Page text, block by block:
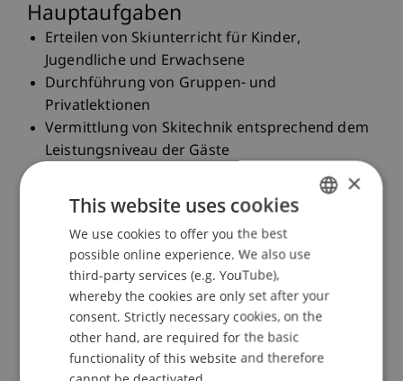
Hauptaufgaben
Erteilen von Skiunterricht für Kinder,
Jugendliche und Erwachsene
Durchführung von Gruppen- und
Privatlektionen
Vermittlung von Skitechnik entsprechend dem
Leistungsniveau der Gäste
motivierenden Unterrichts
sowie fortgeschrittenen Skifahrern
Mitwirkung an einem positiven Gästeerlebnis
und der Repräsentation der Schneesportschule
Zusammenarbeit innerhalb des Skischulteams
bei organisatorischen und betrieblichen
Aufgaben
ENGLISH
×
This website uses cookies
We use cookies to offer you the best
possible online experience. We also use
third-party services (e.g. YouTube),
whereby the cookies are only set after your
consent. Strictly necessary cookies, on the
other hand, are required for the basic
functionality of this website and therefore